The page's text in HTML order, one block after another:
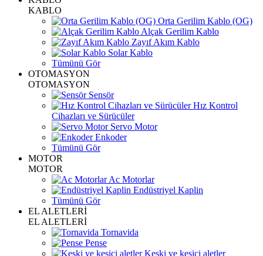
KABLO
Orta Gerilim Kablo (OG)
Alçak Gerilim Kablo
Zayıf Akım Kablo
Solar Kablo
Tümünü Gör
OTOMASYON
OTOMASYON
Sensör
Hız Kontrol
Cihazları ve Sürücüler
Servo Motor
Enkoder
Tümünü Gör
MOTOR
MOTOR
Ac Motorlar
Endüstriyel Kaplin
Tümünü Gör
EL ALETLERİ
EL ALETLERİ
Tornavida
Pense
Keski ve kesici aletler